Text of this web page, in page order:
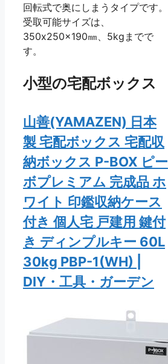
回転式で奥にしまうタイプです。
受取可能サイズは、
350x250x190㎜、5kgまでで
す。
小型の宅配ボックス
山善(YAMAZEN) 日本
製 宅配ボックス 宅配収
納ボックス P-BOX ピー
ボプレミアム 完成品 ホ
ワイト 印鑑収納ケース
付き 個人宅 戸建用 鍵付
き ディンプルキー 60L
30kg PBP-1(WH) |
DIY・工具・ガーデン